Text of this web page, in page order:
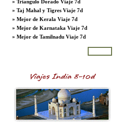
» Triangulo Dorado Viaje 7d
» Taj Mahal y Tigres Viaje 7d
» Mejor de Kerala Viaje 7d
» Mejor de Karnataka Viaje 7d
» Mejor de Tamilnadu Viaje 7d
Viajes India 8-10d